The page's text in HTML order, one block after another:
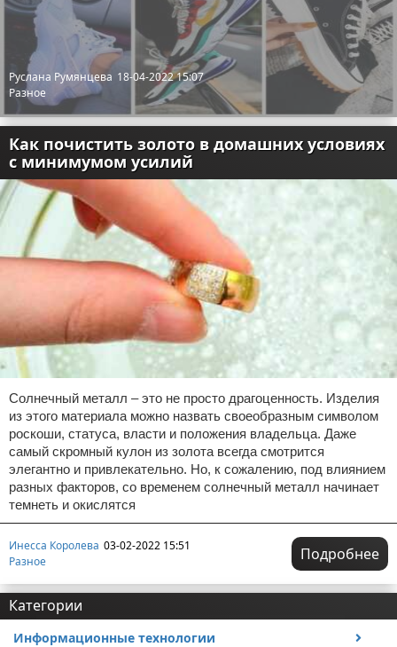
Руслана Румянцева 18-04-2022 15:07
Разное
Как почистить золото в домашних условиях
с минимумом усилий
Солнечный металл – это не просто драгоценность. Изделия
из этого материала можно назвать своеобразным символом
роскоши, статуса, власти и положения владельца. Даже
самый скромный кулон из золота всегда смотрится
элегантно и привлекательно. Но, к сожалению, под влиянием
разных факторов, со временем солнечный металл начинает
темнеть и окислятся
Инесса Королева 03-02-2022 15:51
Разное
Подробнее
Категории
Информационные технологии